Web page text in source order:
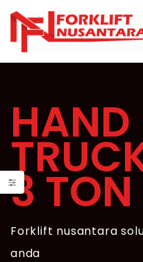
HAND
3 TON
Forklift nusantara
anda